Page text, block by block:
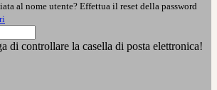
al nome utente? Effettua il reset della password
di controllare la casella di posta elettronica!